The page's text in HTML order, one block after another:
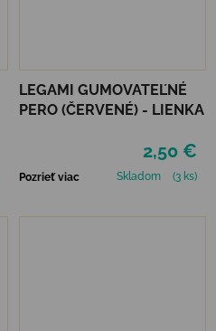
LEGAMI GUMOVATEĽNÉ
PERO (ČERVENÉ) - LIENKA
2,50 €
Pozrieť viac Skladom (3 ks)